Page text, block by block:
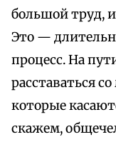
большой труд,
Это —
процесс. На
расставаться
которые
скажем,